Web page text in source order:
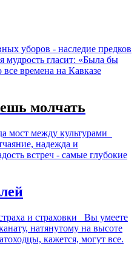
уборов - наследие предков
гласит: «Была бы
все времена на Кавказе
молчать
мост между культурами
надежда и
встреч - самые глубокие
и страховки Вы умеете
натянутому на высоте
кажется, могут все.